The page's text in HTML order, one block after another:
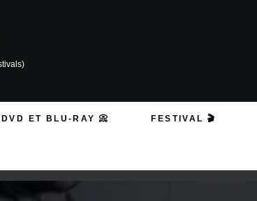
DVD ET BLU-RAY 📀 FESTIVAL 🎬